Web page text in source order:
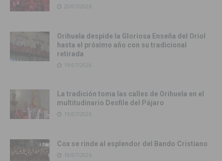
20/07/2026
Orihuela despide la Gloriosa Enseña del Oriol
hasta el próximo año con su tradicional
retirada
19/07/2026
La tradición toma las calles de Orihuela en el
multitudinario Desfile del Pájaro
19/07/2026
Cox se rinde al esplendor del Bando Cristiano
18/07/2026